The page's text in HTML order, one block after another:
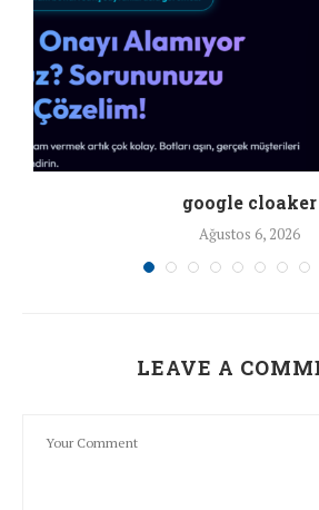
google cloaker
Ağustos 6, 2026
LEAVE A